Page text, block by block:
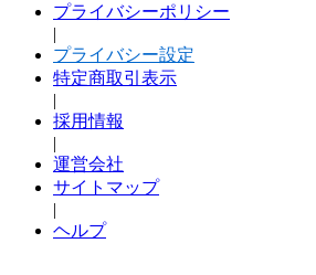
プライバシーポリシー
|
プライバシー設定
特定商取引表示
|
採用情報
|
運営会社
サイトマップ
|
ヘルプ